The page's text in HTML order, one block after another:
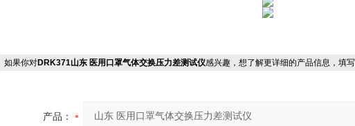
如果你对DRK371山东 医用口罩气体交换压力差测试仪感兴趣，想了解更详细的产品信息，填
产品：